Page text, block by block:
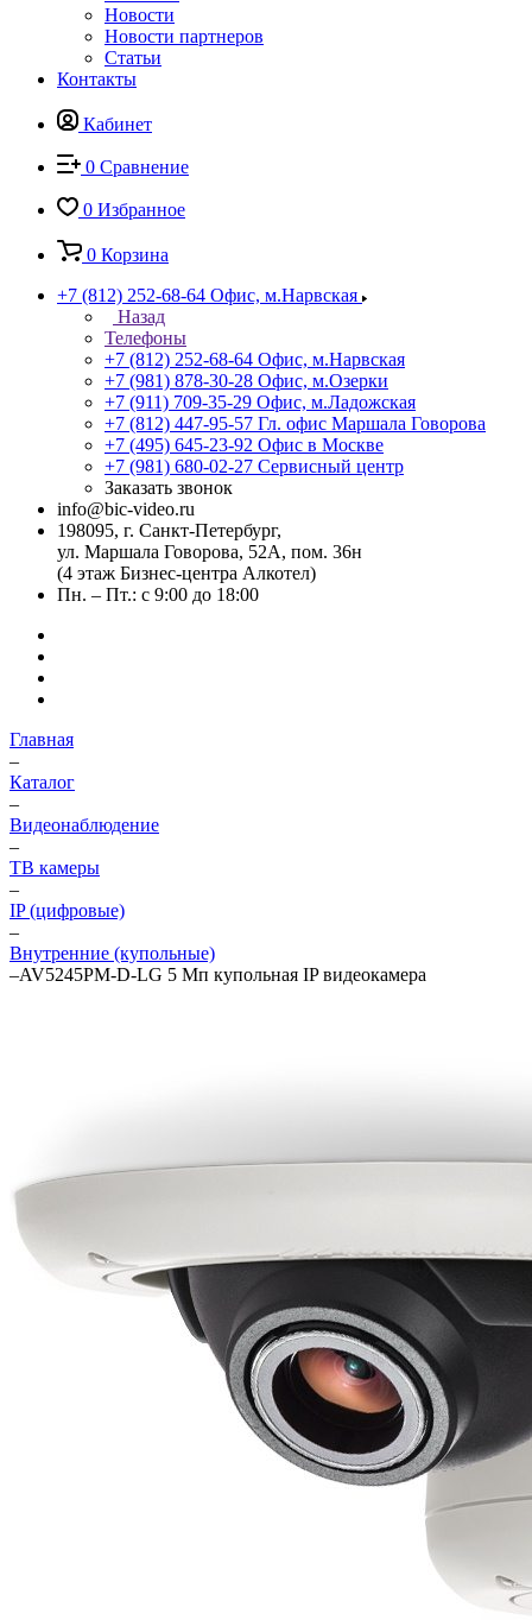
Новости
Новости партнеров
Статьи
Контакты
Кабинет
0 Сравнение
0 Избранное
0 Корзина
+7 (812) 252-68-64 Офис, м.Нарвская
Назад
Телефоны
+7 (812) 252-68-64 Офис, м.Нарвская
+7 (981) 878-30-28 Офис, м.Озерки
+7 (911) 709-35-29 Офис, м.Ладожская
+7 (812) 447-95-57 Гл. офис Маршала Говорова
+7 (495) 645-23-92 Офис в Москве
+7 (981) 680-02-27 Сервисный центр
Заказать звонок
info@bic-video.ru
198095, г. Санкт-Петербург,
ул. Маршала Говорова, 52А, пом. 36н
(4 этаж Бизнес-центра Алкотел)
Пн. – Пт.: с 9:00 до 18:00
Главная
–
Каталог
–
Видеонаблюдение
–
ТВ камеры
–
IP (цифровые)
–
Внутренние (купольные)
–AV5245PM-D-LG 5 Мп купольная IP видеокамера